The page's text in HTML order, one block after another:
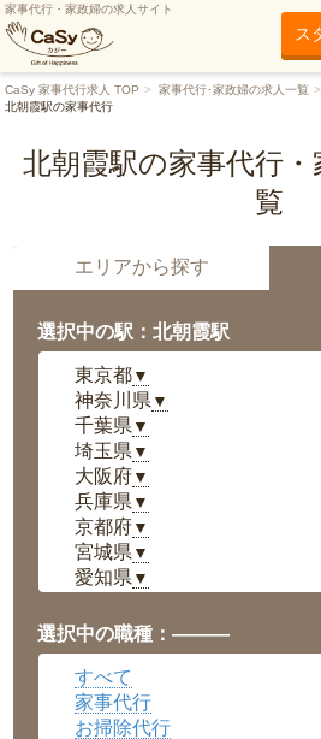
家事代行・家政婦の求人サイト
ス
CaSy 家事代行求人 TOP 家事代行･家政婦の求人一覧
北朝霞駅の家事代行
北朝霞駅の家事代行
覧
エリアから探す
選択中の駅：北朝霞駅
東京都▼
神奈川県 ▼
千葉県 ▼
埼玉県 ▼
大阪府▼
兵庫県 ▼
京都府▼
宮城県 ▼
愛知県 ▼
岡山県▼
広島県▼
沖縄県
選択中の職種：———
すべて
家事代行
お掃除代行